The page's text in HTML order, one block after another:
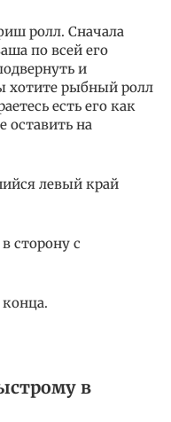
ролл. Сначала
по всей его
и
хотите рыбный ролл
есть его как
на
левый край
сторону с
в